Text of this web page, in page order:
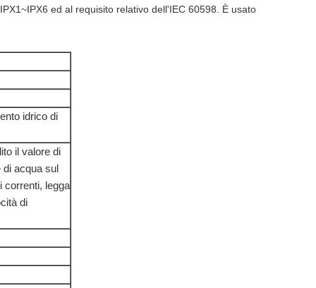
ed al requisito relativo dell'IEC 60598. È usato
idrico di
il valore di
di acqua sul
correnti, legga
di